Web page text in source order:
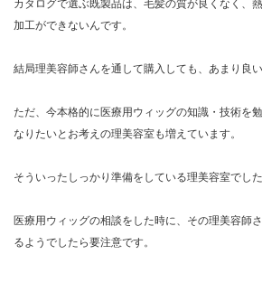
カタログで選ぶ既製品は、毛髪の質が良くなく、
加工ができないんです。
結局理美容師さんを通して購入しても、あまり良
ただ、今本格的に医療用ウィッグの知識・技術を
なりたいとお考えの理美容室も増えています。
そういったしっかり準備をしている理美容室でし
医療用ウィッグの相談をした時に、その理美容師
るようでしたら要注意です。